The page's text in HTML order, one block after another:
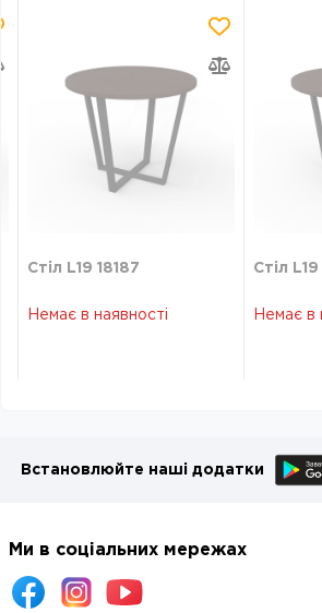
Стіл L19 18187
Немає в наявності
Стіл L19
Немає в
Встановлюйте наші додатки
Ми в соціальних мережах